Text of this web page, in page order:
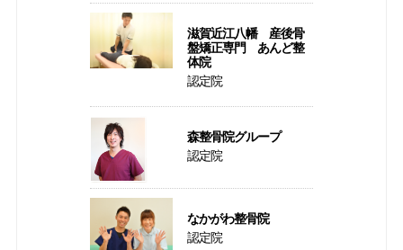
滋賀近江八幡 産後骨
盤矯正専門 あんど整
体院
認定院
森整骨院グループ
認定院
なかがわ整骨院
認定院